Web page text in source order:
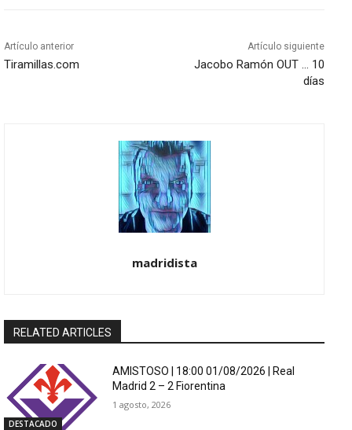
Artículo anterior
Tiramillas.com
Artículo siguiente
Jacobo Ramón OUT … 10
días
madridista
RELATED ARTICLES
DESTACADO
AMISTOSO | 18:00 01/08/2026 | Real
Madrid 2 – 2 Fiorentina
1 agosto, 2026